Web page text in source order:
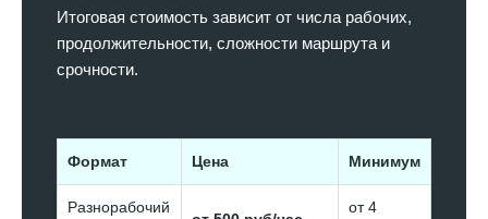
Итоговая стоимость зависит от числа рабочих,
продолжительности, сложности маршрута и
срочности.
Формат Цена Минимум
Разнорабочий
от 4